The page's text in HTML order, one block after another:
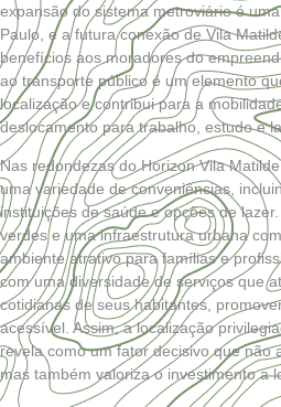
expansão do sistema metroviário é
Paulo, e a futura conexão de Vila
benefícios aos moradores do
ao transporte público é um elemento
localização e contribui para a
deslocamento para trabalho, estudo e
Nas redondezas do Horizon Vila
uma variedade de conveniências,
instituições de saúde e opções de
verdes e uma infraestrutura urbana
ambiente atrativo para famílias e
com uma diversidade de serviços que
cotidianas de seus habitantes,
acessível. Assim, a localização
revela como um fator decisivo que não
mas também valoriza o investimento a